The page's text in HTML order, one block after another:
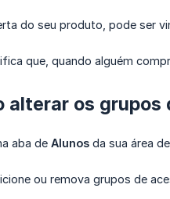
do seu produto, pode ser
que, quando alguém
alterar os grupos
aba de Alunos da sua área
ou remova grupos de